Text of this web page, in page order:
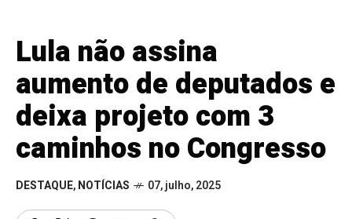
Lula não assina
aumento de deputados e
deixa projeto com 3
caminhos no Congresso
DESTAQUE,NOTÍCIAS 07, julho, 2025